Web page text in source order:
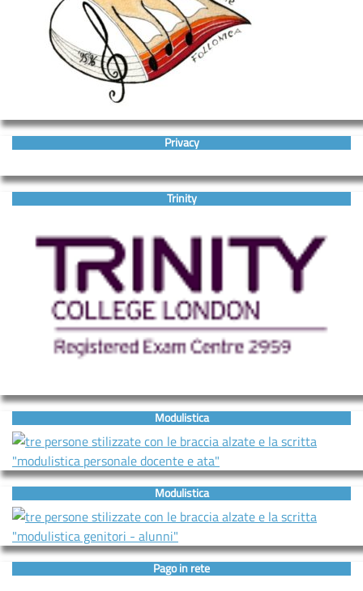
Privacy
Trinity
Modulistica
Modulistica
Pago in rete